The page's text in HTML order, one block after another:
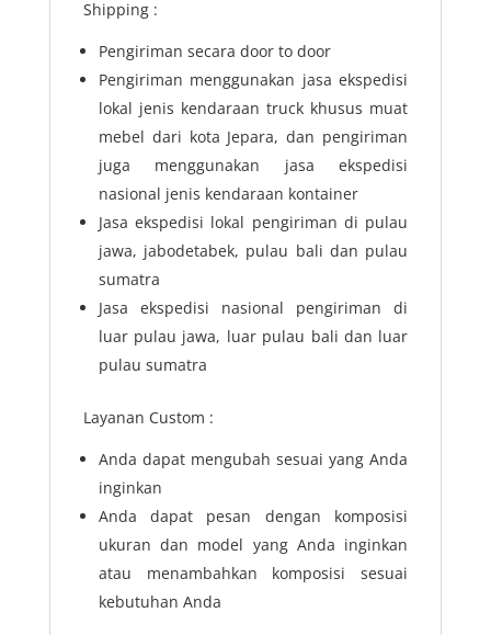
Shipping :
Pengiriman secara door to door
Pengiriman menggunakan jasa ekspedisi
lokal jenis kendaraan truck khusus muat
mebel dari kota Jepara, dan pengiriman
juga menggunakan jasa ekspedisi
nasional jenis kendaraan kontainer
Jasa ekspedisi lokal pengiriman di pulau
jawa, jabodetabek, pulau bali dan pulau
sumatra
Jasa ekspedisi nasional pengiriman di
luar pulau jawa, luar pulau bali dan luar
pulau sumatra
Layanan Custom :
Anda dapat mengubah sesuai yang Anda
inginkan
Anda dapat pesan dengan komposisi
ukuran dan model yang Anda inginkan
atau menambahkan komposisi sesuai
kebutuhan Anda